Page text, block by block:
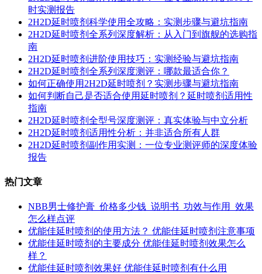
时实测报告
2H2D延时喷剂科学使用全攻略：实测步骤与避坑指南
2H2D延时喷剂全系列深度解析：从入门到旗舰的选购指
南
2H2D延时喷剂进阶使用技巧：实测经验与避坑指南
2H2D延时喷剂全系列深度测评：哪款最适合你？
如何正确使用2H2D延时喷剂？实测步骤与避坑指南
如何判断自己是否适合使用延时喷剂？延时喷剂适用性
指南
2H2D延时喷剂全型号深度测评：真实体验与中立分析
2H2D延时喷剂适用性分析：并非适合所有人群
2H2D延时喷剂副作用实测：一位专业测评师的深度体验
报告
热门文章
NBB男士修护膏_价格多少钱_说明书_功效与作用_效果
怎么样点评
优能佳延时喷剂的使用方法？ 优能佳延时喷剂注意事项
优能佳延时喷剂的主要成分 优能佳延时喷剂效果怎么
样？
优能佳延时喷剂效果好 优能佳延时喷剂有什么用